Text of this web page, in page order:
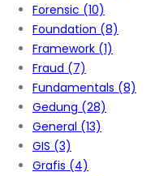
Forensic (10)
Foundation (8)
Framework (1)
Fraud (7)
Fundamentals (8)
Gedung (28)
General (13)
GIS (3)
Grafis (4)